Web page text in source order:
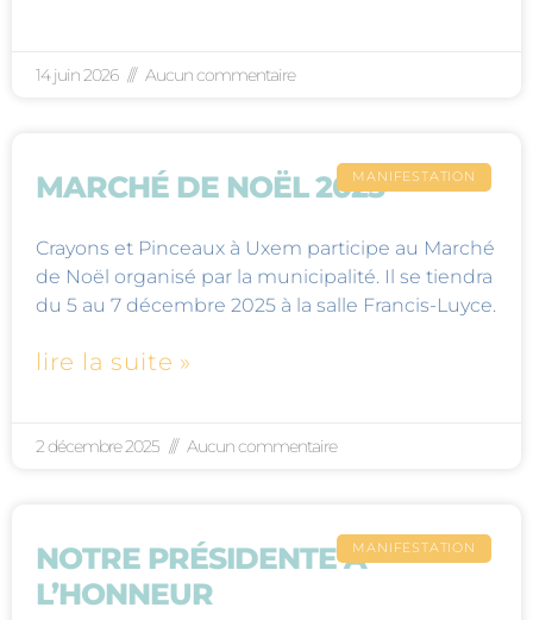
14 juin 2026 Aucun commentaire
MANIFESTATION
MARCHÉ DE NOËL 2025
Crayons et Pinceaux à Uxem participe au Marché
de Noël organisé par la municipalité. Il se tiendra
du 5 au 7 décembre 2025 à la salle Francis-Luyce.
lire la suite »
2 décembre 2025 Aucun commentaire
MANIFESTATION
NOTRE PRÉSIDENTE À
L’HONNEUR